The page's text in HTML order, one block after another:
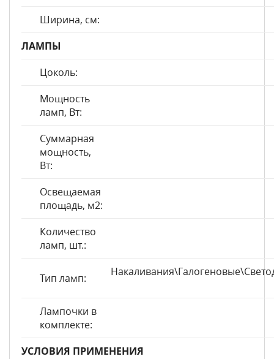
Ширина, см:
ЛАМПЫ
Цоколь:
Мощность
ламп, Вт:
Суммарная
мощность,
Вт:
Освещаемая
площадь, м2:
Количество
ламп, шт.:
Тип ламп:
Лампочки в
комплекте:
УСЛОВИЯ ПРИМЕНЕНИЯ